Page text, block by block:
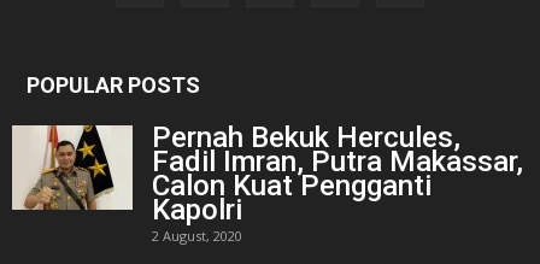
POPULAR POSTS
Pernah Bekuk Hercules,
Fadil Imran, Putra Makassar,
Calon Kuat Pengganti
Kapolri
2 August, 2020